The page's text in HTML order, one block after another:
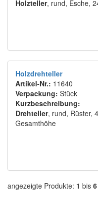
Holzteller, rund, Esche,
Holzdrehteller
Artikel-Nr.: 11640
Verpackung: Stück
Kurzbeschreibung:
Drehteller, rund, Rüster,
Gesamthöhe
angezeigte Produkte: 1 bis 6